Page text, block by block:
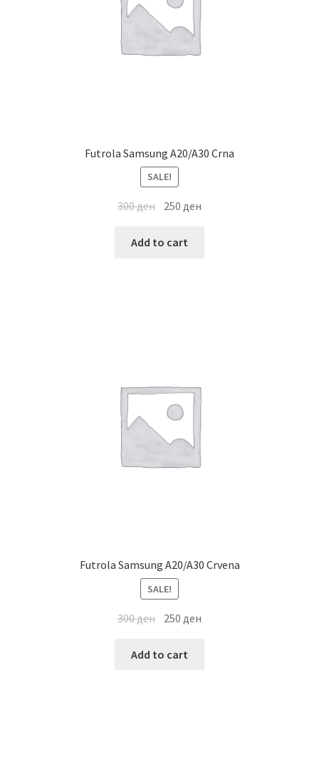
Futrola Samsung A20/A30 Crna
SALE!
300ден 250ден
Add to cart
Futrola Samsung A20/A30 Crvena
SALE!
300ден 250 ден
Add to cart